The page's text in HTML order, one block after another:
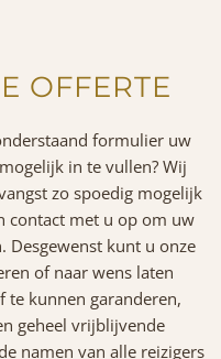
OFFERTE
formulier uw
in te vullen? Wij
zo spoedig mogelijk
contact met u op om uw
Desgewenst kunt u onze
of naar wens laten
te kunnen garanderen,
geheel vrijblijvende
namen van alle reizigers